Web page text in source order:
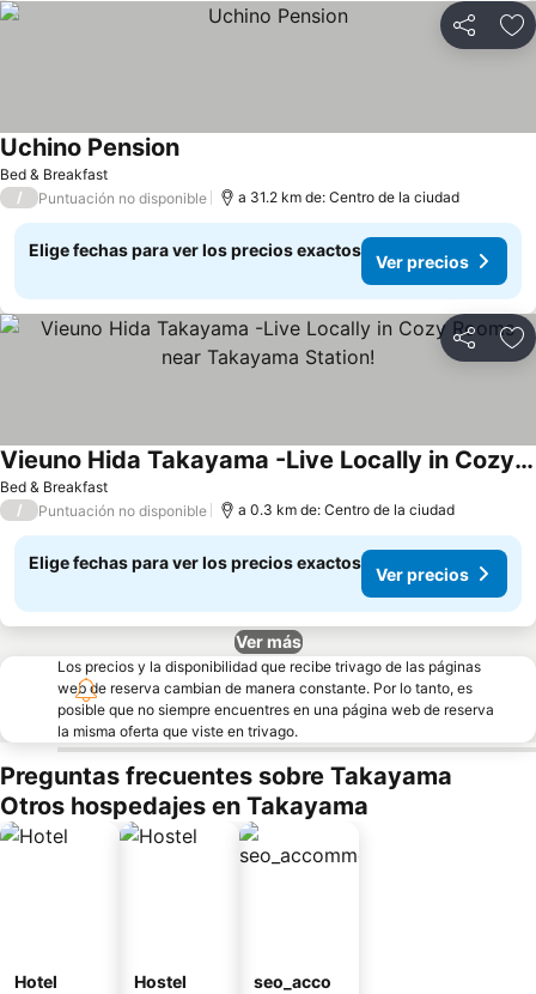
Compartir
Bed & Breakfast
Uchino PensionVer precios
/ Puntuación no disponible a 31.2 km de: Centro de la ciudad
Elige fechas para ver los precios exactos
Ver precios
Compartir
Bed & Breakfast
Vieuno Hida Takayama -Live Locally in Cozy Rooms near Takayama Station!
Ver precios
/ Puntuación no disponible a 0.3 km de: Centro de la ciudad
Elige fechas para ver los precios exactos
Ver precios
Ver más
Los precios y la disponibilidad que recibe trivago de las páginas
web de reserva cambian de manera constante. Por lo tanto, es
posible que no siempre encuentres en una página web de reserva
la misma oferta que viste en trivago.
Preguntas frecuentes sobre Takayama
Otros hospedajes en Takayama
Hotel Hostel
seo_acco